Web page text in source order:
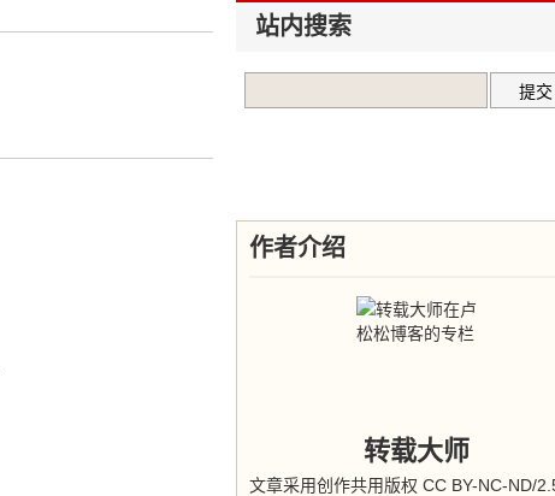
站内搜索
作者介绍
转载大师
文章采用创作共用版权 CC BY-NC-ND/